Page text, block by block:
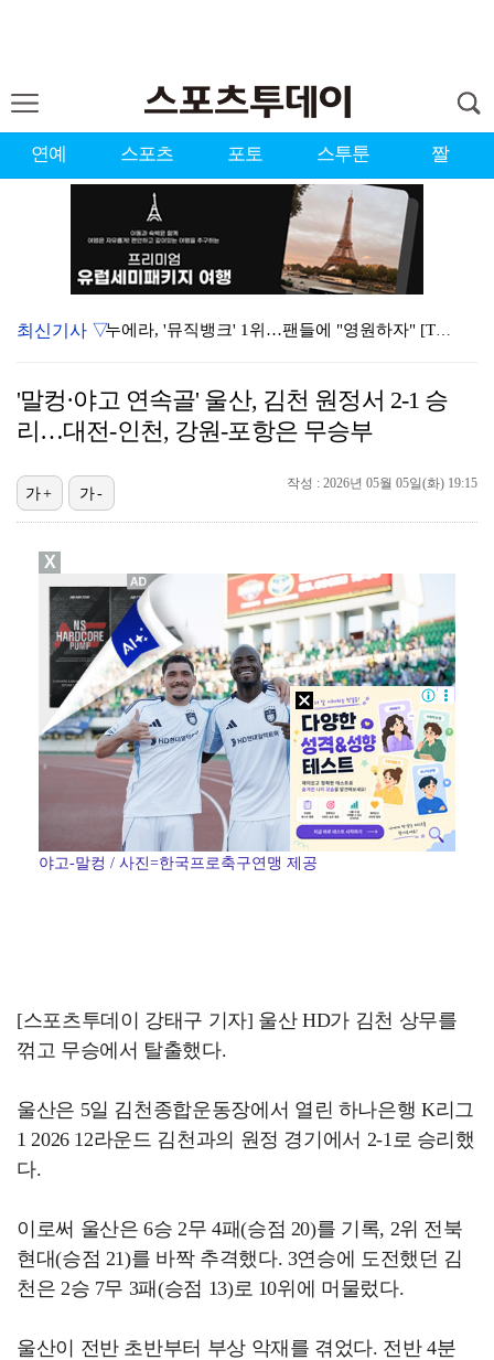
연예 스포츠 포토 스투툰 짤
누에라, '뮤직뱅크' 1위…팬들에 "영원하자" [TV캡…
폭발까지 5분…안보현·정은채, 목숨 건 사투 시작(재벌…
대한축구협회의 '심판 성접대'…최악의 경우 런던 올림픽…
외신까지 퍼지고 있는 축구협회 성접대 논란…2002 한…
태국에서 새 도전 시작하는 박항서 감독 "원팀 만들어 …
대놓고 '심판 마사지'로 결재 받기도…최종 결재권자는 …
'1라운드 115위' 김민별, 2라운드 7타 줄이며 7…
최신기사 ▽
'말컹·야고 연속골' 울산, 김천 원정서 2-1 승
리…대전-인천, 강원-포항은 무승부
작성 : 2026년 05월 05일(화) 19:15
가+ 가-
야고-말컹 / 사진=한국프로축구연맹 제공
[스포츠투데이 강태구 기자] 울산 HD가 김천 상무를
꺾고 무승에서 탈출했다.
울산은 5일 김천종합운동장에서 열린 하나은행 K리그
1 2026 12라운드 김천과의 원정 경기에서 2-1로 승리했
다.
이로써 울산은 6승 2무 4패(승점 20)를 기록, 2위 전북
현대(승점 21)를 바짝 추격했다. 3연승에 도전했던 김
천은 2승 7무 3패(승점 13)로 10위에 머물렀다.
울산이 전반 초반부터 부상 악재를 겪었다. 전반 4분
X